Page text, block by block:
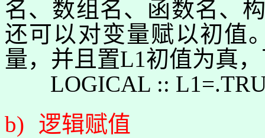
名、数组名、函数名、
还可以对变量赋以初值
量，并且置L1初值为真
LOGICAL ::
b)
逻辑赋值